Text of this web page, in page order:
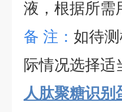
液，根据所需
备 注：如待
际情况选择适
人肽聚糖识